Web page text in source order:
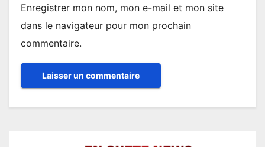
Enregistrer mon nom, mon e-mail et mon site
dans le navigateur pour mon prochain
commentaire.